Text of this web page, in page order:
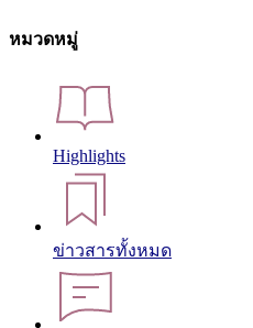
หมวดหมู่
Highlights
ข่าวสารทั้งหมด